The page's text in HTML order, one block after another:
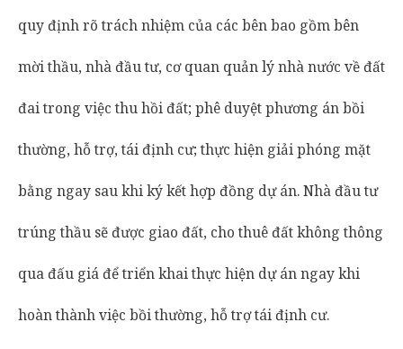
quy định rõ trách nhiệm của các bên bao gồm bên
mời thầu, nhà đầu tư, cơ quan quản lý nhà nước về đất
đai trong việc thu hồi đất; phê duyệt phương án bồi
thường, hỗ trợ, tái định cư; thực hiện giải phóng mặt
bằng ngay sau khi ký kết hợp đồng dự án. Nhà đầu tư
trúng thầu sẽ được giao đất, cho thuê đất không thông
qua đấu giá để triển khai thực hiện dự án ngay khi
hoàn thành việc bồi thường, hỗ trợ tái định cư.